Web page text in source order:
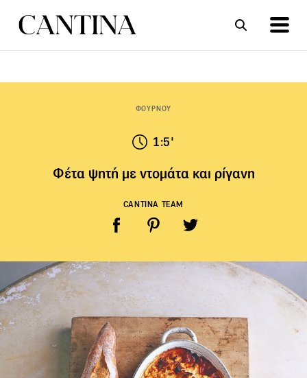
ΦΟΥΡΝΟΥ
1:5'
Φέτα ψητή µε ντοµάτα και ρίγανη
CANTINA TEAM